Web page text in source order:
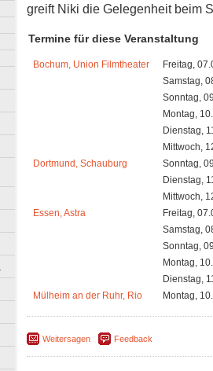
greift Niki die Gelegenheit beim
Termine für diese Veranstaltung
Bochum, Union Filmtheater
Freitag,
Samstag,
Sonntag,
Montag,
Dienstag,
Mittwoch,
Dortmund, Schauburg
Sonntag,
Dienstag,
Mittwoch,
Essen, Astra
Freitag,
Samstag,
Sonntag,
Montag,
Dienstag,
Mülheim an der Ruhr, Rio
Montag,
Weitersagen Feedback